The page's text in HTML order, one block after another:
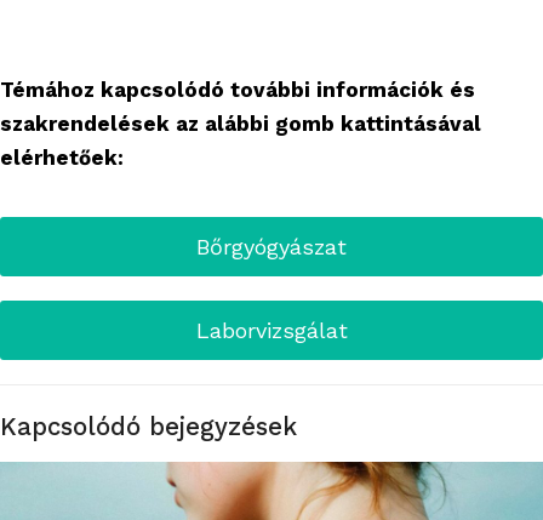
Témához kapcsolódó további információk és
szakrendelések az alábbi gomb kattintásával
elérhetőek:
Bőrgyógyászat
Laborvizsgálat
Kapcsolódó bejegyzések